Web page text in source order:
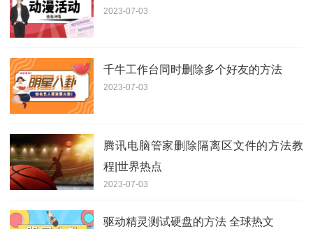
2023-07-03
千牛工作台同时删除多个好友的方法
2023-07-03
腾讯电脑管家删除隔离区文件的方法教
程|世界热点
2023-07-03
驱动精灵测试硬盘的方法 全球热文